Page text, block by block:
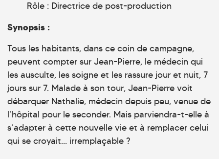
Rôle : Directrice de post-production
Synopsis :
Tous les habitants, dans ce coin de campagne,
peuvent compter sur Jean-Pierre, le médecin qui
les ausculte, les soigne et les rassure jour et nuit, 7
jours sur 7. Malade à son tour, Jean-Pierre voit
débarquer Nathalie, médecin depuis peu, venue de
l’hôpital pour le seconder. Mais parviendra-t-elle à
s’adapter à cette nouvelle vie et à remplacer celui
qui se croyait… irremplaçable ?